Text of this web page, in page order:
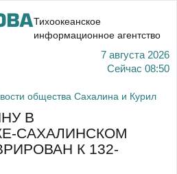
Тихоокеанское
информационное агентство
7 августа 2026
Сейчас 08:50
общества Сахалина и Курил
В
САХАЛИНСКОМ
К 132-